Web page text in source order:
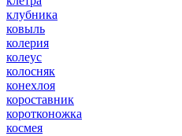
клубника
ковыль
колерия
колеус
колосняк
конехлоя
короставник
коротконожка
космея